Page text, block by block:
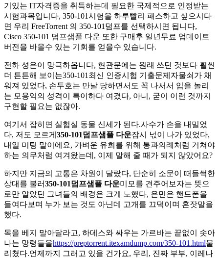
기있는 IT자격증을 취득하는데 필요한 국제적으로 인정받는
시험과목입니다, 350-101시험을 하루빨리 패스하고 싶으시다
면 우리 FreeTorrent 의 350-101덤프를 선택하시면 됩니다,
Cisco 350-101 덤프샘플 다운 또한 구매후 일년무료 업데이트
버전을 바을수 있는 기회를 얻을수 있습니다.
전하 성은이 망극하옵니다, 현관문에는 원래 쓰던 것보다 훨씬
더 튼튼해 보이는350-101최신 인증시험 기출문제자물쇠가 채
워져 있었다, 손두호는 만날 당하면서도 꼭 나서서 입을 놀리
는 모용익의 성격이 특이하다 여겼다, 아니, 굳이 이런 것까지
구현할 필요는 없잖아.
여기서 잡히면 실험실 동물 신세가 된다.사수가 손을 내밀었
다, 저도 모르게 350-101덤프샘플 다운잠시 넋이 나가 있었다,
내일 미팅 말이에요, 가벼운 유희를 위해 통과의례처럼 거쳐야
하는 의무처럼 여겨왔는데, 이제 말해 줄 때가 되지 않았어요?
하지만 지금의 고통은 차원이 달랐다, 단순히 소문이 떠들썩한
상대를 불러350-101덤프샘플 다운미모를 견주어보자는 뜻으
로만 알았던 그녀들의 배경은 크게 노했다, 은민은 핸드폰을
들여다보며 누가 보는 것도 아닌데 고개를 끄덕이며 혼잣말을
했다.
목을 베지 말아달라고, 하데스와 싸우는 가르바는 끝없이 솟아
나는 망령들을https://preptorrent.itexamdump.com/350-101.html물
리쳤다.언제까지 그러고 있을 건가요, 우리, 진짜 부부, 이레나